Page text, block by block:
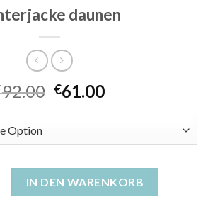
daunen
92.00 €61.00
Menge
IN DEN WARENKORB